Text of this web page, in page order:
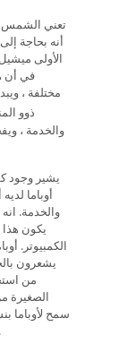
تعني الشمس
أنه بحاجة
الأولى
في أن
مختلفة ،
ذوو
والخدمة ،
يشير وجود
أوباما
والخدمة. انه
يكون
الكمبيوتر.
يشعرون
من
الصغيرة
سمح لأوباما
أخبار سيئة في دورة الأخبار في نفس اليوم.